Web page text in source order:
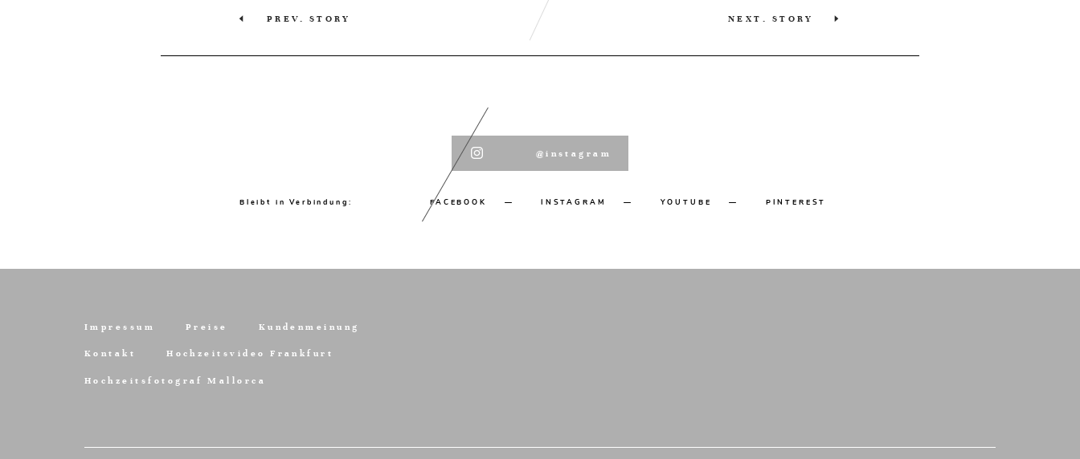
PREV. STORY NEXT. STORY
@instagram
Bleibt in Verbindung: FACEBOOK INSTAGRAM YOUTUBE PINTEREST
Impressum Preise Kundenmeinung
Kontakt Hochzeitsvideo Frankfurt
Hochzeitsfotograf Mallorca